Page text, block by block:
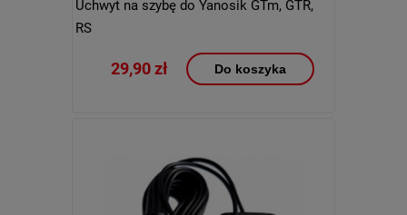
Uchwyt na szybę do Yanosik GTm, GTR,
RS
29,90 zł Do koszyka